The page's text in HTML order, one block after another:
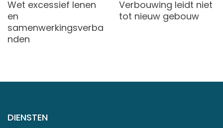
Wet excessief lenen
en
samenwerkingsverba
nden
Verbouwing leidt niet
tot nieuw gebouw
DIENSTEN